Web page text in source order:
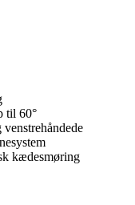
til 60°
kædesmøring